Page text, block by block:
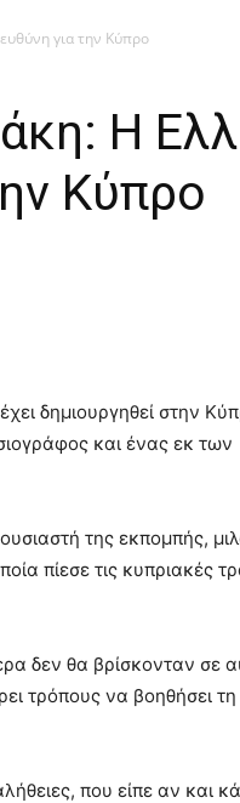
για την Κύπρο
Η
Κύπρο
δημιουργηθεί στην
και ένας εκ των
της εκπομπής,
πίεσε τις κυπριακές
δεν θα βρίσκονταν σε
τρόπους να βοηθήσει
που είπε αν και